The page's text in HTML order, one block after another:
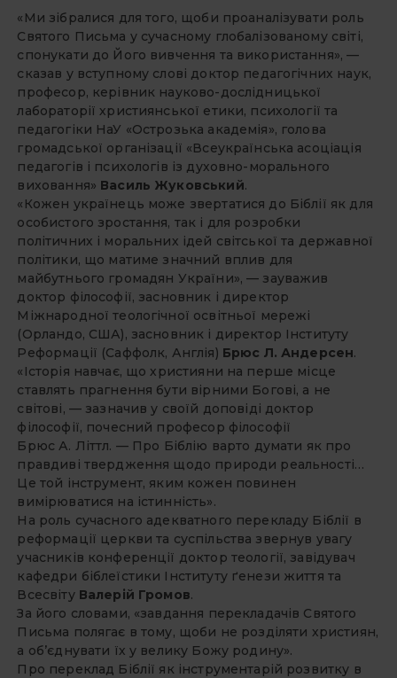
«Ми зібралися для того, щоби про­аналізувати роль
Святого Письма у сучасному глобалізованому світі,
спонукати до Його вивчення та використання», —
сказав у вступному слові доктор педагогічних наук,
професор, керівник науково-дослідницької
лабораторії християнської етики, психології та
педагогіки НаУ «Острозька академія», голова
громадської організації «Всеукраїнська асоціація
педагогів і психологів із духовно-морального
виховання» Василь­ Жуковський.
«Кожен українець може звертатися до Біблії як для
особистого зростання, так і для розробки
політичних і моральних ідей світської та державної
політики, що матиме значний вплив для
майбутнього громадян України», — зауважив
доктор філософії, засновник і директор
Міжнародної теологічної освітньої мережі
(Орландо, США), засновник і директор Інституту
Реформації (Саффолк, Англія) Брюс Л. Андерсен.
«Історія навчає, що християни на перше місце
ставлять прагнення бути вірними Богові, а не
світові, — зазначив у своїй доповіді доктор
філософії, почесний професор філософії
Брюс А. Літтл. — Про Біблію варто думати як про
правдиві твердження щодо природи реальності…
Це той інструмент, яким кожен повинен
вимірюватися на істинність».
На роль сучасного адекватного перекладу Біблії в
реформації церкви та суспільства звернув увагу
учасників конференції доктор теології, завідувач
кафедри біблеїстики Інституту ґенези життя та
Всесвіту Валерій Громов.
За його словами, «завдання перекладачів Святого
Письма полягає в тому, щоби не розділяти християн,
а об’єднувати їх у велику Божу родину».
Про переклад Біблії як інструментарій розвитку в